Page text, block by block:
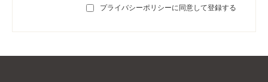
プライバシーポリシーに同意して登録する